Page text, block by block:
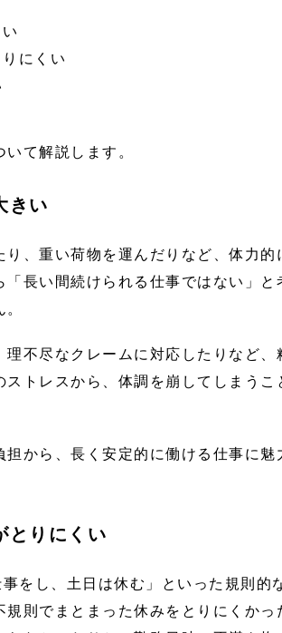
にくい
て解説します。
きい
、重い荷物を運んだりなど、体力的
「長い間続けられる仕事ではない」と
理不尽なクレームに対応したりなど、
トレスから、体調を崩してしまうこ
担から、長く安定的に働ける仕事に魅
とりにくい
をし、土日は休む」といった規則的
則でまとまった休みをとりにくかっ